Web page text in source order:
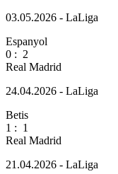
03.05.2026 - LaLiga
Espanyol
0 : 2
Real Madrid
24.04.2026 - LaLiga
Betis
1 : 1
Real Madrid
21.04.2026 - LaLiga